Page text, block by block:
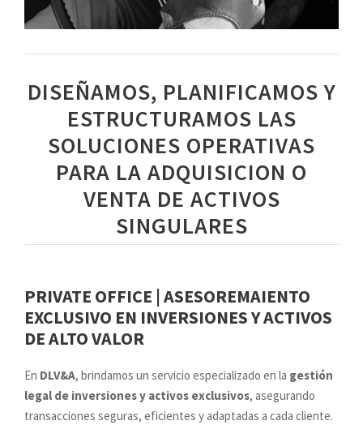
DISEÑAMOS, PLANIFICAMOS Y
ESTRUCTURAMOS LAS
SOLUCIONES OPERATIVAS
PARA LA ADQUISICION O
VENTA DE ACTIVOS
SINGULARES
PRIVATE OFFICE | ASESOREMAIENTO
EXCLUSIVO EN INVERSIONES Y ACTIVOS
DE ALTO VALOR
En DLV&A, brindamos un servicio especializado en la gestión
legal de inversiones y activos exclusivos, asegurando
transacciones seguras, eficientes y adaptadas a cada cliente.